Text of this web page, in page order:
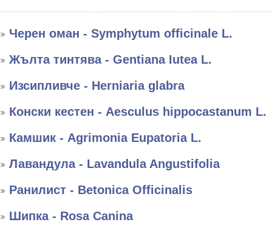
Черен оман - Symphytum officinale L.
Жълта тинтява - Gentiana Iutea L.
Изсипливче - Herniaria glabra
Конски кестен - Aesculus hippocastanum L.
Камшик - Agrimonia Eupatoria L.
Лавандула - Lavandula Angustifolia
Ранилист - Betonica Officinalis
Шипка - Rosa Canina